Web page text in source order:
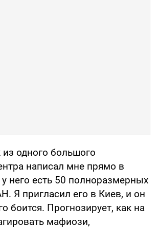
одного большого
написал мне прямо в
у него есть 50 полноразмерных
Я пригласил его в Киев, и он
боится. Прогнозирует, как на
мафиози,